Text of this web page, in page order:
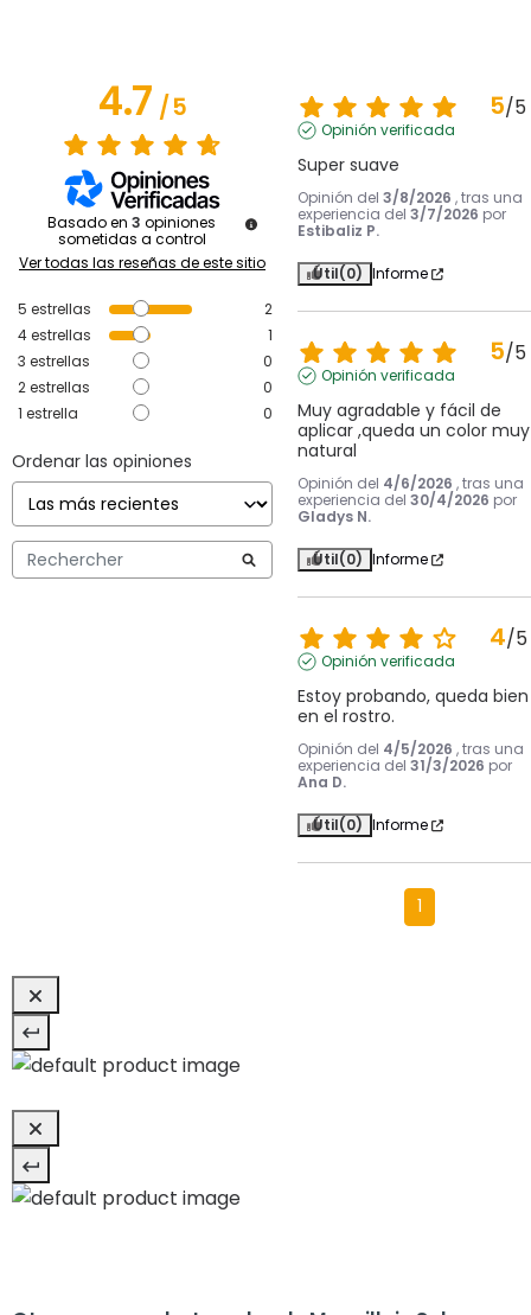
4.7/5
Basado en 3 opiniones
sometidas a control
Ver todas las reseñas de este sitio
5 estrellas
2
4estrellas
1
3 estrellas
0
2estrellas
0
1 estrella 0
Ordenar las opiniones
5/5
Opinión verificada
Super suave
Opinión del 3/8/2026 , tras una
experiencia del 3/7/2026 por
Estibaliz P.
Útil(0) Informe
5/5
Opinión verificada
Muy agradable y fácil de
aplicar ,queda un color muy
natural
Opinión del 4/6/2026 , tras una
experiencia del 30/4/2026 por
Gladys N.
Útil(0) Informe
4/5
Opinión verificada
Estoy probando, queda bien
en el rostro.
Opinión del 4/5/2026 , tras una
experiencia del 31/3/2026 por
Ana D.
Útil(0) Informe
1